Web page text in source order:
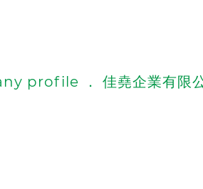
． 佳堯企業有限公